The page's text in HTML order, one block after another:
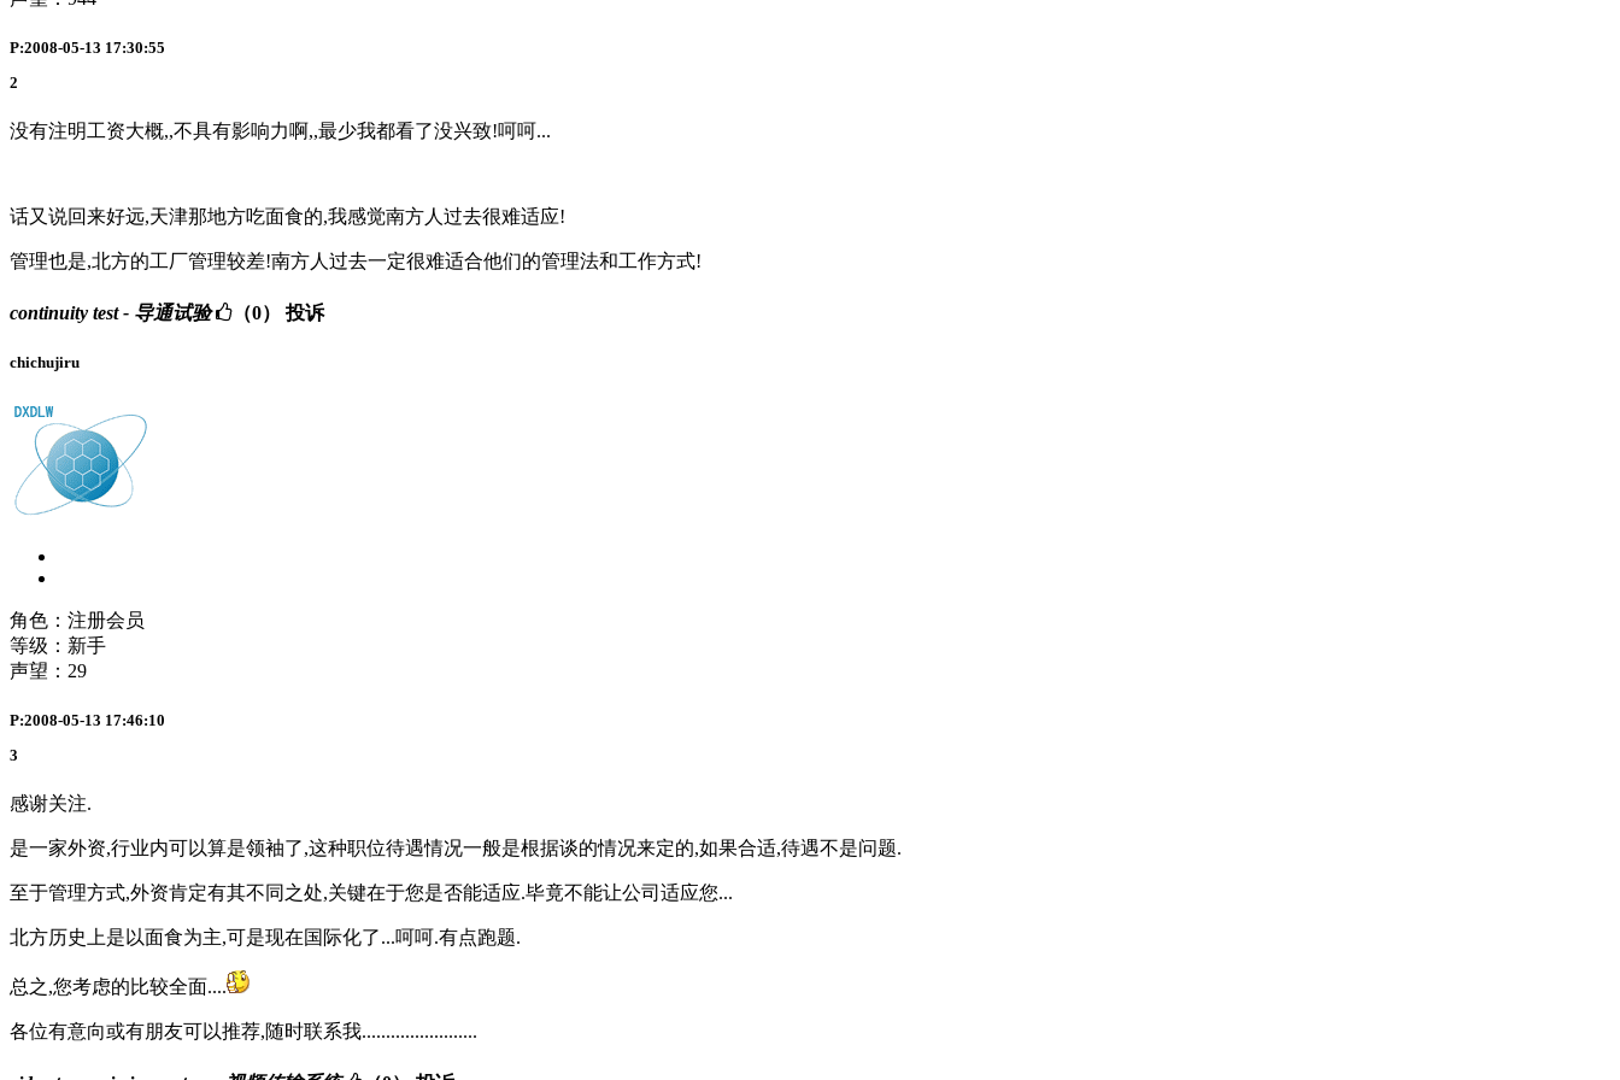
P:2008-05-13 17:30:55
2
没有注明工资大概,,不具有影响力啊,,最少我都看了没兴致!呵呵...
话又说回来好远,天津那地方吃面食的,我感觉南方人过去很难适应!
管理也是,北方的工厂管理较差!南方人过去一定很难适合他们的管理法和工作方式!
continuity test - 导通试验 （0） 投诉
chichujiru
角色：注册会员
等级：新手
声望： 29
P:2008-05-13 17:46:10
3
感谢关注.
是一家外资,行业内可以算是领袖了,这种职位待遇情况一般是根据谈的情况来定的,如果合适,待遇不是问题.
至于管理方式,外资肯定有其不同之处,关键在于您是否能适应.毕竟不能让公司适应您...
北方历史上是以面食为主,可是现在国际化了...呵呵.有点跑题.
总之,您考虑的比较全面....
各位有意向或有朋友可以推荐,随时联系我........................